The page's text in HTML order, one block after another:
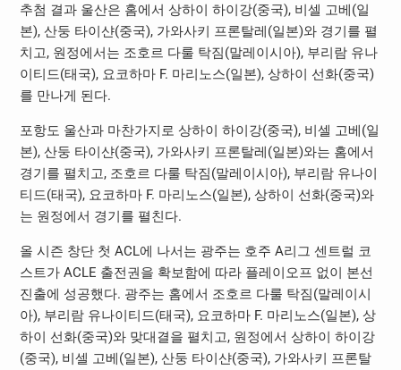
추첨 결과 울산은 홈에서 상하이 하이강(중국), 비셀 고베(일
본), 산둥 타이샨(중국), 가와사키 프론탈레(일본)와 경기를 펼
치고, 원정에서는 조호르 다룰 탁짐(말레이시아), 부리람 유나
이티드(태국), 요코하마 F. 마리노스(일본), 상하이 선화(중국)
를 만나게 된다.
포항도 울산과 마찬가지로 상하이 하이강(중국), 비셀 고베(일
본), 산둥 타이샨(중국), 가와사키 프론탈레(일본)와는 홈에서
경기를 펼치고, 조호르 다룰 탁짐(말레이시아), 부리람 유나이
티드(태국), 요코하마 F. 마리노스(일본), 상하이 선화(중국)와
는 원정에서 경기를 펼친다.
올 시즌 창단 첫 ACL에 나서는 광주는 호주 A리그 센트럴 코
스트가 ACLE 출전권을 확보함에 따라 플레이오프 없이 본선
진출에 성공했다. 광주는 홈에서 조호르 다룰 탁짐(말레이시
아), 부리람 유나이티드(태국), 요코하마 F. 마리노스(일본), 상
하이 선화(중국)와 맞대결을 펼치고, 원정에서 상하이 하이강
(중국), 비셀 고베(일본), 산둥 타이샨(중국), 가와사키 프론탈